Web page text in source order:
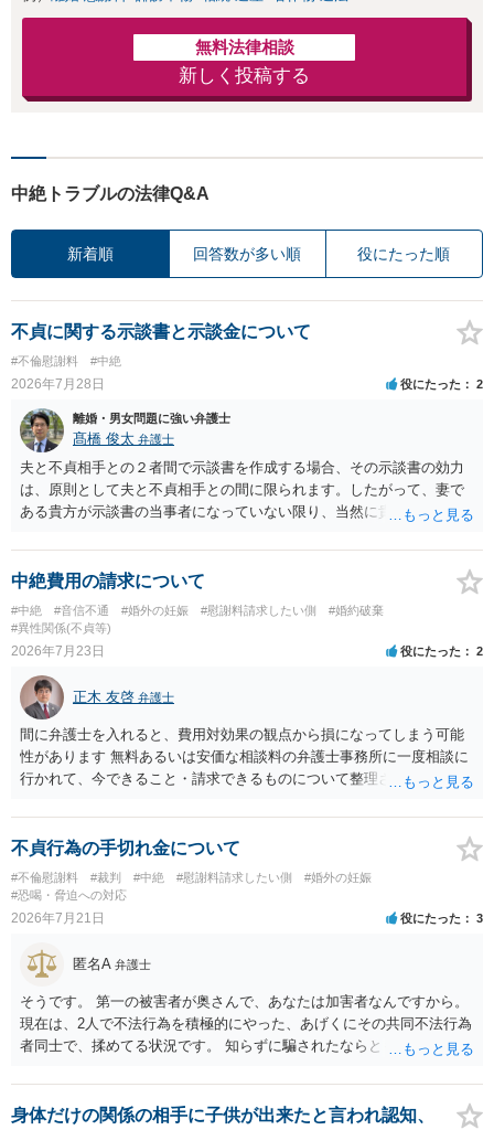
無料法律相談
新しく投稿する
中絶トラブルの法律Q&A
新着順 回答数が多い順 役にたった順
不貞に関する示談書と示談金について
#不倫慰謝料 #中絶
2026年7月28日 役にたった 2
離婚・男女問題に強い弁護士
髙橋 俊太 弁護士
夫と不貞相手との２者間で示談書を作成する場合、その示談書の効力
は、原則として夫と不貞相手との間に限られます。したがって、妻で
ある貴方が示談書の当事者になっていない限り、当然に貴方の不貞慰
避けるためには、示談書の中に「本示談は夫と不貞相手との間の清算
に限るものであり、妻の不貞相手に対する慰謝料請求権を放棄・制限
するものではない」旨を明記しておく方が安全です。また、清算条項
を入れる場合にも、「夫と不貞相手との間に限る」と対象を明確にす
べきです。 他方、不貞相手が夫から示談金を受け取る場合、その名目
手側から「すでに夫との間で一定の清算がされている」「夫側から支
払を受けた」などと（その当否は別として）反論等されてこじれてし
まう可能性があります。そのため、示談金の趣旨、清算対象、妻の請
求権への影響を明確にしておくことが重要です。示談金１８０万円の
妥当性については、中絶、精神的苦痛、通院・治療の有無、診断内
絶について双方同意があったとしても、身体的・精神的負担が考慮さ
れることはありますが、夫が当初から離婚できないと伝えていた事情
があるなら、結婚期待を理由とする損害については争い得る部分もあ
ります。 なお、貴方から不貞相手へ請求する慰謝料額は、夫が不貞相
手に支払う示談金額だけで決まるものではありません。不貞期間、回
数、婚姻期間、夫婦関係への影響、離婚・別居の有無、相手方の認識
等によって判断されます。 今後の状況等に応じて、弁護士への個別相
談も検討なさった方がよいでしょう。
中絶費用の請求について
#中絶 #音信不通 #婚外の妊娠 #慰謝料請求したい側
#婚約破棄
#異性関係(不貞等)
2026年7月23日 役にたった 2
正木 友啓 弁護士
間に弁護士を入れると、費用対効果の観点から損になってしまう可能
性があります 無料あるいは安価な相談料の弁護士事務所に一度相談に
行かれて、今できること・請求できるものについて整理されるのがよ
不貞行為の手切れ金について
#不倫慰謝料 #裁判 #中絶 #慰謝料請求したい側
#婚外の妊娠
#恐喝・脅迫への対応
2026年7月21日 役にたった 3
匿名A 弁護士
そうです。 第一の被害者が奥さんで、あなたは加害者なんですから。
現在は、2人で不法行為を積極的にやった、あげくにその共同不法行為
者同士で、揉めてる状況です。 知らずに騙されたならともか
というだけですから。
身体だけの関係の相手に子供が出来たと言われ認知、